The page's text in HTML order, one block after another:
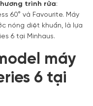
trình rửa:
60° và Favourite. Máy
nóng diệt khuẩn, là lựa
6 tại Minhaus.
máy
6 tại